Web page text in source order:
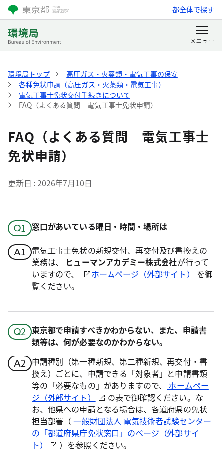
都全体で探す
環境局トップ
高圧ガス・火薬類・電気工事の保安
各種免状申請（高圧ガス・火薬類・電気工事）
電気工事士免状交付手続きについて
FAQ（よくある質問 電気工事士免状申請）
FAQ（よくある質問 電気工事士
免状申請）
更新日 2026年7月10日
窓口があいている曜日・時間・場所は
電気工事士免状の新規交付、再交付及び書換えの
業務は、
ヒューマンアカデミー株式会社が行って
いますので、
ホームページ（外部サイト）
を御
覧ください。
東京都で申請すべきかわからない、また、申請書
類等は、何が必要なのかわからない。
申請種別（第一種新規、第二種新規、再交付・書
換え）ごとに、申請できる「対象者」と申請書類
等の「必要なもの」がありますので、
ホームペー
ジ（外部サイト）
の表で御確認ください。な
お、他県への申請となる場合は、各道府県の免状
担当部署（ 一般財団法人 電気技術者試験センター
の「都道府県庁免状窓口」のページ（外部サイ
ト）
）を参照ください。